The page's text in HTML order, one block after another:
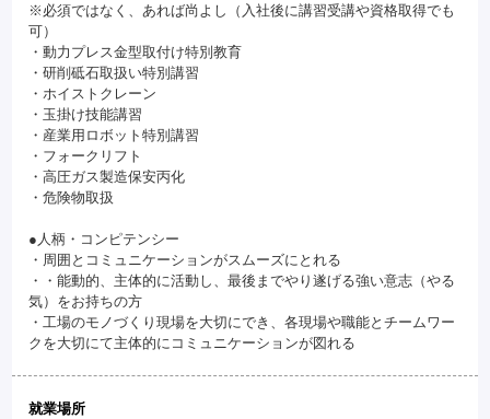
※必須ではなく、あれば尚よし（入社後に講習受講や資格取得でも
可）
・動力プレス金型取付け特別教育
・研削砥石取扱い特別講習
・ホイストクレーン
・玉掛け技能講習
・産業用ロボット特別講習
・フォークリフト
・高圧ガス製造保安丙化
・危険物取扱
●人柄・コンピテンシー
・周囲とコミュニケーションがスムーズにとれる
・・能動的、主体的に活動し、最後までやり遂げる強い意志（やる
気）をお持ちの方
・工場のモノづくり現場を大切にでき、各現場や職能とチームワー
クを大切にて主体的にコミュニケーションが図れる
就業場所